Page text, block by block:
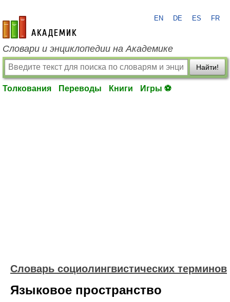
academic.ru
EN DE ES FR
Словари и энциклопедии на Академике
Найти!
Толкования Переводы Книги Игры ⚽
Словарь социолингвистических терминов
Языковое пространство